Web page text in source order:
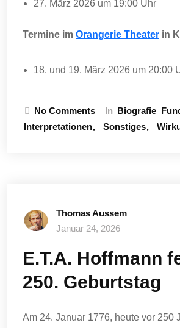
27. März 2026 um 19:00 Uhr
Termine im Orangerie Theater in
18. und 19. März 2026 um 20:00
No Comments In Biografie
Interpretationen
Sonstiges
Thomas Aussem
Januar 24, 2026
E.T.A. Hoffmann
250. Geburtstag
Am 24. Januar 1776, heute vor 250